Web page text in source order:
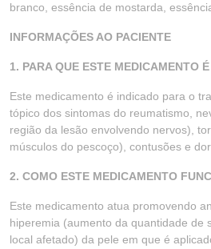
branco, essência de mostarda,
INFORMAÇÕES AO PACIENTE
1. PARA QUE ESTE MEDICAMENTO
Este medicamento é indicado para o
tópico dos sintomas do reumatismo,
região da lesão envolvendo nervos),
músculos do pescoço), contusões e
2. COMO ESTE MEDICAMENTO
Este medicamento atua promovendo
hiperemia (aumento da quantidade de
local afetado) da pele em que é